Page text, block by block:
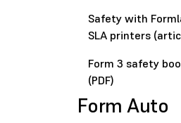
Safety with
SLA printers
Form 3 safety
(PDF)
Form Auto